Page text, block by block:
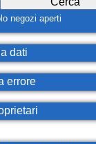
negozi aperti
dati
errore